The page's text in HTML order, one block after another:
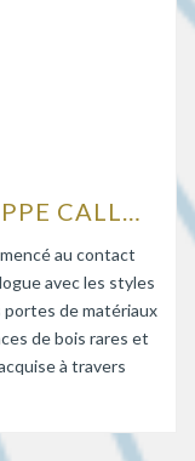
au contact
avec les styles
de matériaux
de bois rares et
à travers